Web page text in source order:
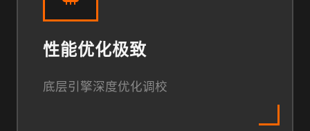
性能优化极致
底层引擎深度优化调校